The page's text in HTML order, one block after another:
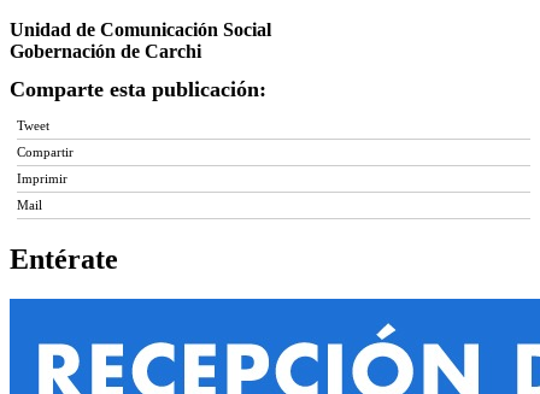
Unidad de Comunicación Social
Gobernación de Carchi
Comparte esta publicación:
Tweet
Compartir
Imprimir
Mail
Entérate